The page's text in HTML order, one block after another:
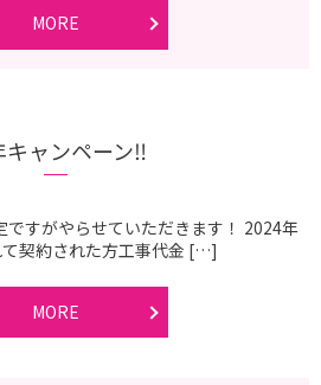
MORE
キャンペーン‼️
ですがやらせていただきます！ 2024年
契約された方工事代金 […]
MORE